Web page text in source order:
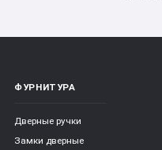
ФУРНИТУРА
Дверные ручки
Замки дверные